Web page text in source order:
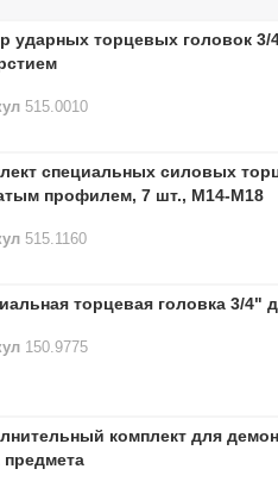
ударных торцевых головок 3/
515.0010
специальных силовых
профилем, 7 шт., M14-M18
515.1160
торцевая головка 3/4"
150.9775
комплект для
предмета